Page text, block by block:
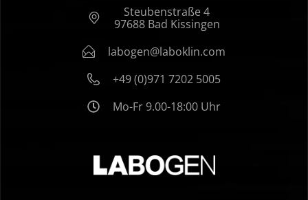
Steubenstraße 4
97688 Bad Kissingen
labogen@laboklin.com
+49 (0)971 7202 5005
Mo-Fr 9.00-18:00 Uhr